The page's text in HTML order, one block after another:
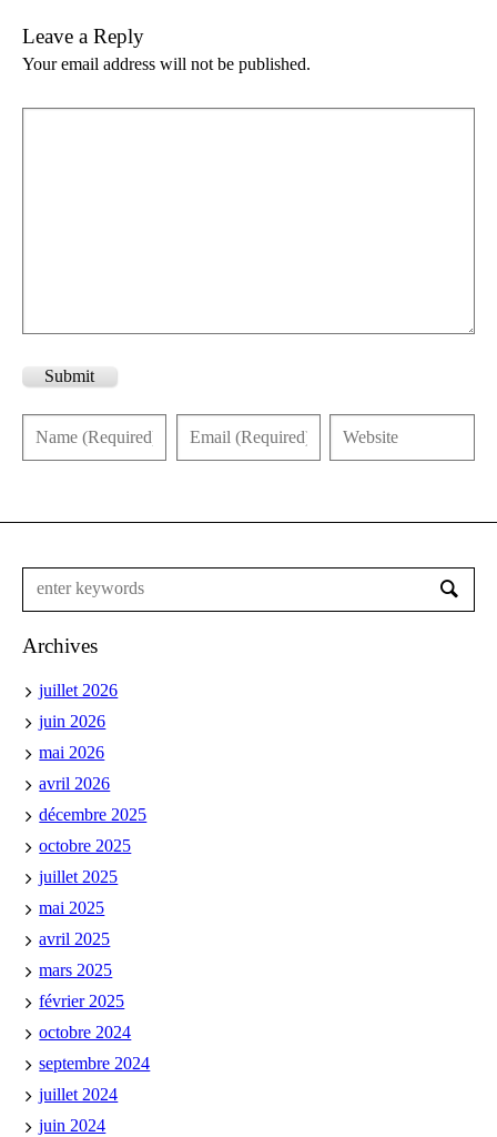
Leave a Reply
Your email address will not be published.
Submit
Archives
juillet 2026
juin 2026
mai 2026
avril 2026
décembre 2025
octobre 2025
juillet 2025
mai 2025
avril 2025
mars 2025
février 2025
octobre 2024
septembre 2024
juillet 2024
juin 2024